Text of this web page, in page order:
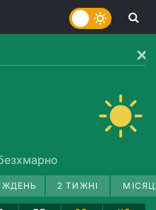
2 ТИЖНІ